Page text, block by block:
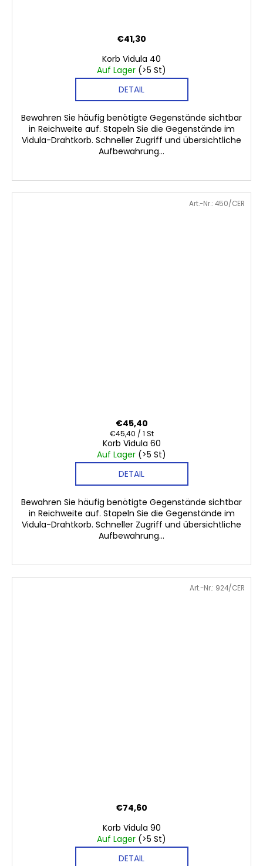
Korb Vidula 40
Auf Lager (>5 St)
€41,30
DETAIL
Bewahren Sie häufig benötigte Gegenstände sichtbar
in Reichweite auf. Stapeln Sie die Gegenstände im
Vidula-Drahtkorb. Schneller Zugriff und übersichtliche
Aufbewahrung...
Korb Vidula 60
Auf Lager (>5 St)
€45,40
Verkaufspreis:
€45,40 / 1 St
DETAIL
Bewahren Sie häufig benötigte Gegenstände sichtbar
in Reichweite auf. Stapeln Sie die Gegenstände im
Vidula-Drahtkorb. Schneller Zugriff und übersichtliche
Aufbewahrung...
Art.-Nr.: 450/CER
Korb Vidula 90
Auf Lager (>5 St)
€74,60
DETAIL
Art.-Nr.: 924/CER